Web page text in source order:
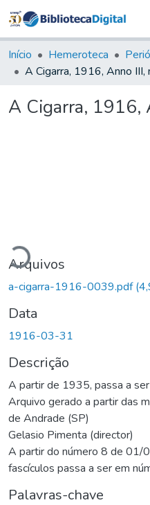
&
Início Hemeroteca
A Cigarra, 1916,
Arquivos
a-cigarra-1916-0039.pdf
Data
1916-03-31
Descrição
A partir de 1935, passa a
Arquivo gerado a partir das
de Andrade (SP)
Gelasio Pimenta (director)
A partir do número 8 de 01/
fascículos passa a ser em
Palavras-chave